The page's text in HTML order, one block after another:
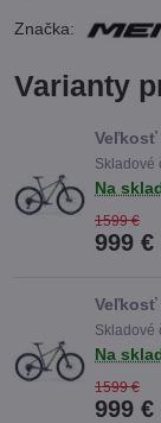
Značka:
Varianty
Veľkosť
Skladové
Na
1599 €
999 €
Veľkosť
Skladové
Na
1599 €
999 €